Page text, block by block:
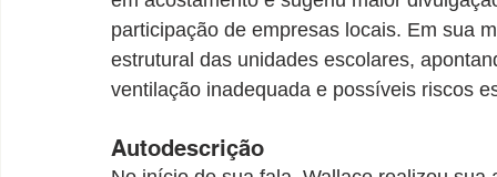
participação de empresas locais. Em sua
estrutural das unidades escolares,
ventilação inadequada e possíveis riscos
Autodescrição